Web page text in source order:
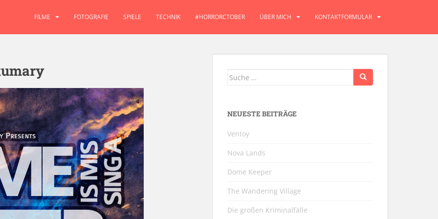
FILME FOTOGRAFIE SPIELE TECHNIK #HORRORCTOBER ÜBER MICH KONTAKTFORMULAR
Suche
NEUESTE BEITRÄGE
Ventoy
Nova Lands
Dome Keeper
The Wandering Village
Die großen Kriminalfälle